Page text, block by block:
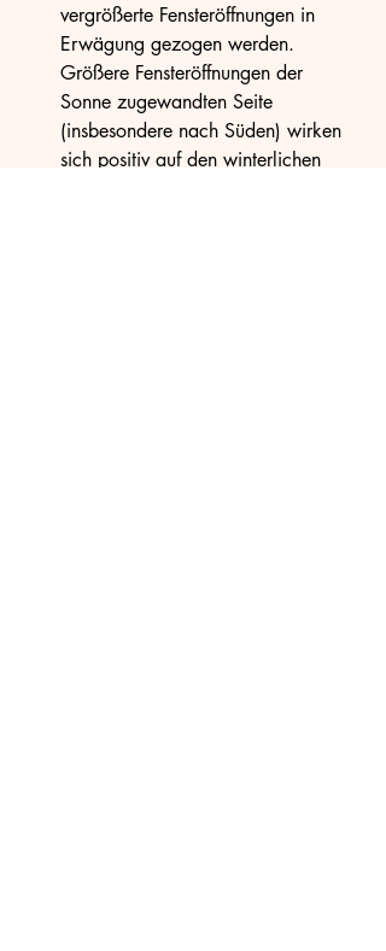
vergrößerte Fensteröffnungen in
Erwägung gezogen werden.
Größere Fensteröffnungen der
Sonne zugewandten Seite
(insbesondere nach Süden) wirken
sich positiv auf den winterlichen